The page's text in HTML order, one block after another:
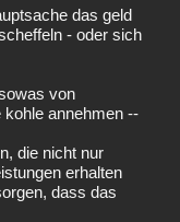
das geld
- oder sich
von
kohle annehmen --
die nicht nur
erhalten
dass das